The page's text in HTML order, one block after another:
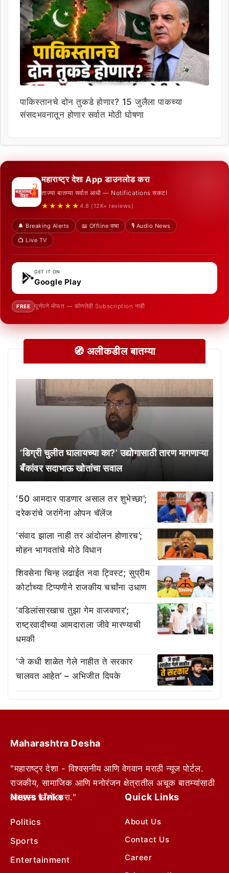
पाकिस्तानचे दोन तुकडे होणार? 15 जुलैला पाकच्या
संसदभवनातून होणार सर्वात मोठी घोषणा
महाराष्ट्र देशा App डाउनलोड करा
ताज्या बातम्या सर्वात आधी — Notifications सकट!
★★★★★ 4.8 (12K+ reviews)
🔔 Breaking Alerts 📖 Offline वाचा
🎙️ Audio News
📺 Live TV
GET IT ON
Google Play
FREE पूर्णपणे मोफत — कोणतेही Subscription नाही
🧭 अलीकडील बातम्या
‘डिग्री चुलीत घालायच्या का?’ उद्योगासाठी तारण मागणाऱ्या
बँकांवर सदाभाऊ खोतांचा सवाल
‘50 आमदार पाडणार असाल तर शुभेच्छा’;
दरेकरांचे जरांगेंना ओपन चॅलेंज
‘संवाद झाला नाही तर आंदोलन होणारच’;
मोहन भागवतांचे मोठे विधान
शिवसेना चिन्ह लढाईत नवा ट्विस्ट; सुप्रीम
कोर्टाच्या टिप्पणीने राजकीय चर्चांना उधाण
‘वडिलांसारखाच तुझा गेम वाजवणार’;
राष्ट्रवादीच्या आमदाराला जीवे मारण्याची
धमकी
‘जे कधी शाळेत गेले नाहीत ते सरकार
चालवत आहेत’ – अभिजीत दिपके
Maharashtra Desha
"महाराष्ट्र देशा - विश्वसनीय आणि वेगवान मराठी न्यूज पोर्टल.
राजकीय, सामाजिक आणि मनोरंजन क्षेत्रातील अचूक बातम्यांसाठी
आम्हाला फॉलो करा."
News Links
Politics
Sports
Entertainment
Quick Links
About Us
Contact Us
Career